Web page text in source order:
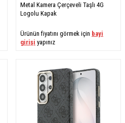
Metal Kamera Çerçeveli Taşlı 4G
Logolu Kapak
Ürünün fiyatını görmek için bayi
girişi yapınız